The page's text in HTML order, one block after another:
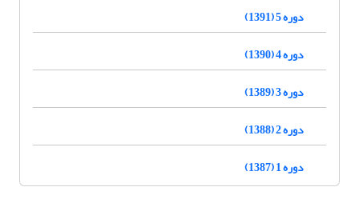
دوره 5 (1391)
دوره 4 (1390)
دوره 3 (1389)
دوره 2 (1388)
دوره 1 (1387)